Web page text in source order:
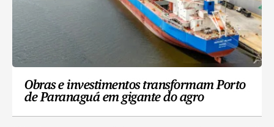
Obras e investimentos transformam Porto
de Paranaguá em gigante do agro